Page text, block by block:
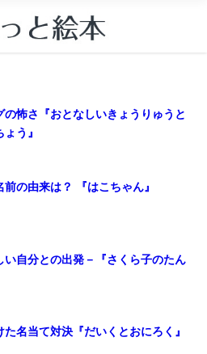
の怖さ『おとなしいきょうりゅうと
う』
前の由来は？ 『はこちゃん』
い自分との出発－『さくら子のたん
た名当て対決『だいくとおにろく』